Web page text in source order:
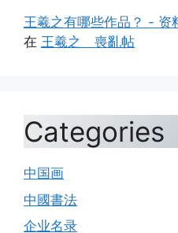
王羲之有哪些作品？ - 资
在 王羲之 喪亂帖
Categories
中国画
中國書法
企业名录